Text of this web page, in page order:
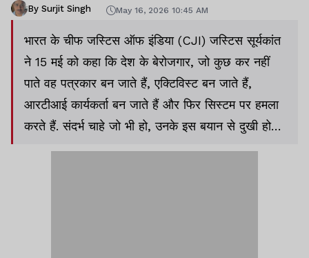
By Surjit Singh May 16, 2026 10:45 AM
भारत के चीफ जस्टिस ऑफ इंडिया (CJI) जस्टिस सूर्यकांत
ने 15 मई को कहा कि देश के बेरोजगार, जो कुछ कर नहीं
पाते वह पत्रकार बन जाते हैं, एक्टिविस्ट बन जाते हैं,
आरटीआई कार्यकर्ता बन जाते हैं और फिर सिस्टम पर हमला
करते हैं. संदर्भ चाहे जो भी हो, उनके इस बयान से दुखी होना